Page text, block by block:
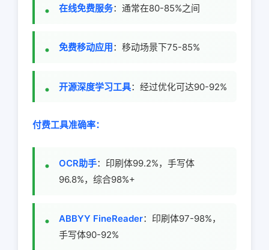
在线免费服务：通常在80-85%之间
免费移动应用：移动场景下75-85%
开源深度学习工具：经过优化可达90-92%
付费工具准确率：
OCR助手：印刷体99.2%，手写体
96.8%，综合98%+
ABBYY FineReader：印刷体97-98%，
手写体90-92%